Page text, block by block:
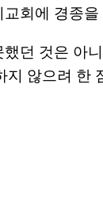
회에 경종
던 것은 아
지 않으려 한